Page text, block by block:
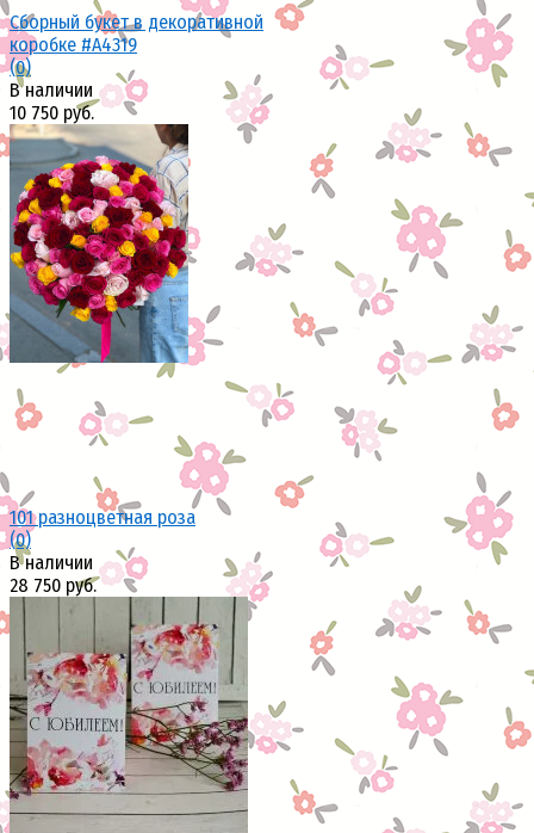
избранное сравнить
Сборный букет в декоративной
коробке #A4319
(0)
В наличии
10 750 руб.
избранное сравнить
101 разноцветная роза
(0)
В наличии
28 750 руб.